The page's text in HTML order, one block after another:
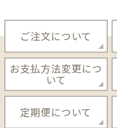
ご注文について
お支払方法変更につ
いて
定期便について